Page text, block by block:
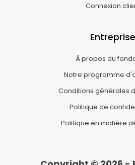
Connexion
Entreprise
À propos du
Notre programme
Conditions générales
Politique de
Politique en matière